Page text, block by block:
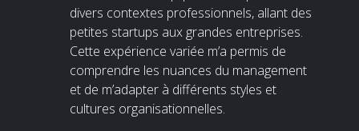
divers contextes professionnels, allant des
petites startups aux grandes entreprises.
Cette expérience variée m’a permis de
comprendre les nuances du management
et de m’adapter à différents styles et
cultures organisationnelles.